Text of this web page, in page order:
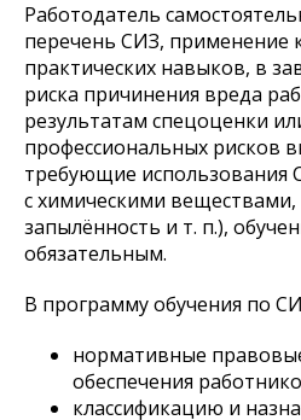
Работодатель
перечень СИЗ, применение
практических навыков, в
риска причинения вреда
результатам спецоценки
профессиональных рисков
требующие использования
с химическими
запылённость и т. п.),
обязательным.
В программу обучения по
нормативные
обеспечения
классификацию и